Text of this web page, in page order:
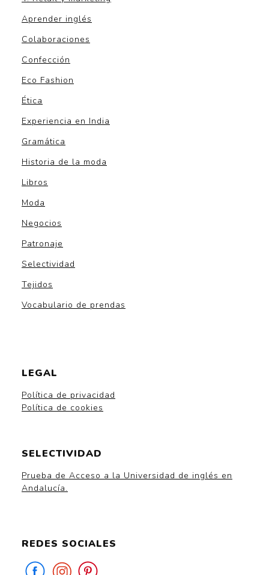
Aprender inglés
Colaboraciones
Confección
Eco Fashion
Ética
Experiencia en India
Gramática
Historia de la moda
Libros
Moda
Negocios
Patronaje
Selectividad
Tejidos
Vocabulario de prendas
LEGAL
Política de privacidad
Política de cookies
SELECTIVIDAD
Prueba de Acceso a la Universidad de inglés en
Andalucía.
REDES SOCIALES